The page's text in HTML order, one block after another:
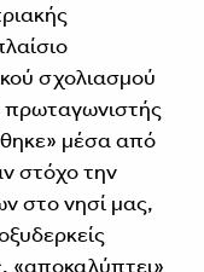
σχολιασμού
μέσα από
στόχο την
στο νησί μας,
«αποκαλύπτει»